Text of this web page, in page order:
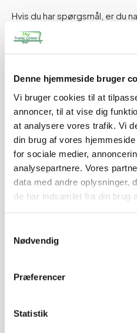
Denne hjemmeside bruger
Vi bruger cookies til at
annoncer, til at vise dig
at analysere vores trafik. Vi
din brug af vores
for sociale medier,
analysepartnere. Vores
data med andre oplysninger,
de har indsamlet fra din brug
Nødvendig
Præferencer
Statistik
Hvis du har spørgsmål, er du
at kontakte os.
Tilvalg
Tilpas din trailer efter dine
monteret, mens presenninger